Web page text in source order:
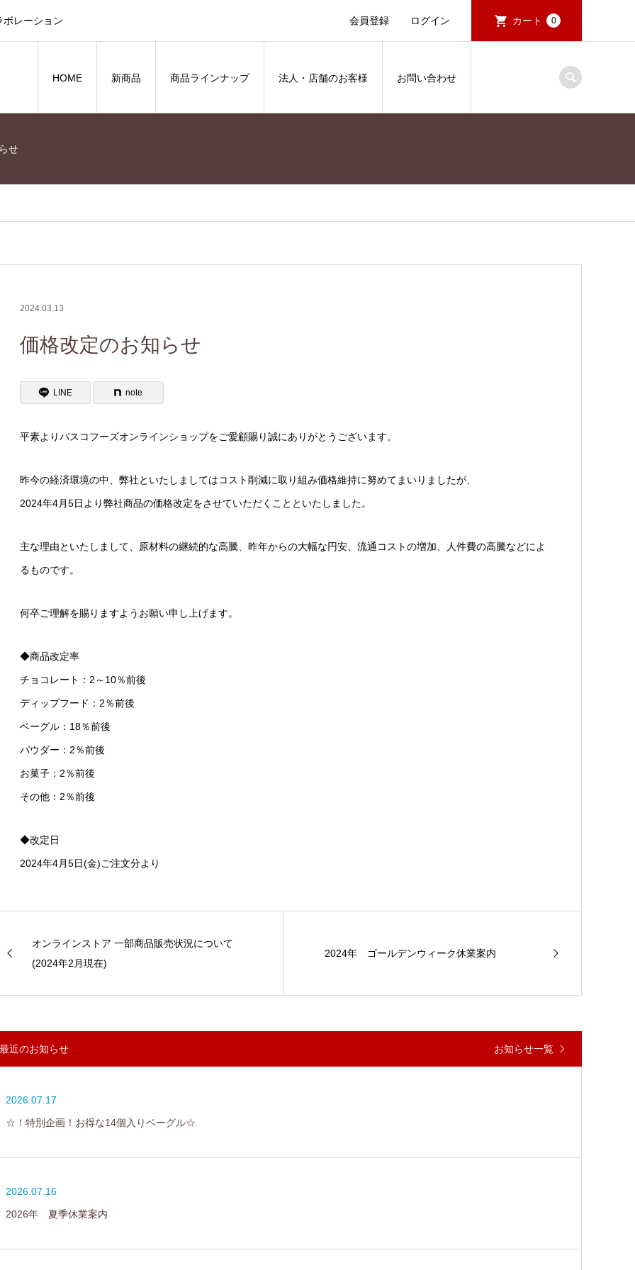
レーション 会員登録 ログイン カート 0
HOME 新商品 商品ラインナップ 法人・店舗のお客様 お問い合わせ
せ
2024.03.13
価格改定のお知らせ
LINE note
平素よりバスコフーズオンラインショップをご愛顧賜り誠にありがとうございます。
昨今の経済環境の中、弊社といたしましてはコスト削減に取り組み価格維持に努めてまいりましたが、
2024年4月5日より弊社商品の価格改定をさせていただくことといたしました。
主な理由といたしまして、原材料の継続的な高騰、昨年からの大幅な円安、流通コストの増加、人件費の高騰などによ
るものです。
何卒ご理解を賜りますようお願い申し上げます。
◆商品改定率
チョコレート：2～10％前後
ディップフード：2％前後
ベーグル：18％前後
パウダー：2％前後
お菓子：2％前後
その他：2％前後
◆改定日
2024年4月5日(金)ご注文分より
オンラインストア 一部商品販売状況について
(2024年2月現在)
2024年 ゴールデンウィーク休業案内
近のお知らせ お知らせ一覧
2026.07.17
☆！特別企画！お得な14個入りベーグル☆
2026.07.16
2026年 夏季休業案内